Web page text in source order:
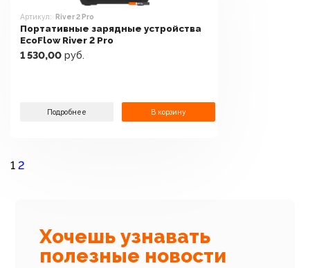
Артикул: River 2 Pro
Портативные зарядные устройства
EcoFlow River 2 Pro
1 530,00 руб.
Подробнее В корзину
1 2
Хочешь узнавать
полезные новости